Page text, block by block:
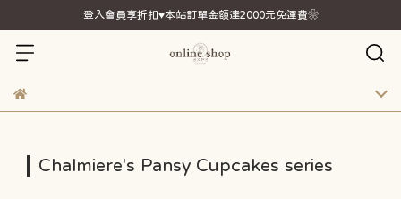
登入會員享折扣♥本站訂單金額達2000元免運費❀
Chalmiere's Pansy Cupcakes series